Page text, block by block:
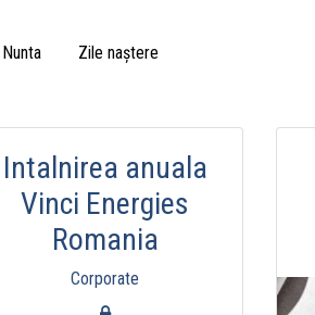
Nunta Zile naștere
Intalnirea anuala
Vinci Energies
Romania
Corporate